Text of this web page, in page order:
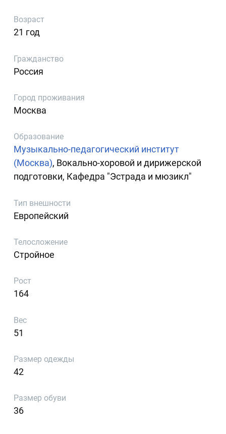
Возраст
21 год
Гражданство
Россия
Город проживания
Москва
Образование
Музыкально-педагогический институт
(Москва), Вокально-хоровой и дирижерской
подготовки, Кафедра "Эстрада и мюзикл"
Тип внешности
Европейский
Телосложение
Стройное
Рост
164
Вес
51
Размер одежды
42
Размер обуви
36